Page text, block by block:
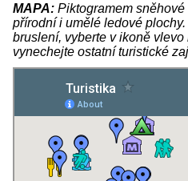
MAPA: Piktogramem
přírodní i umělé ledové
bruslení, vyberte v ikoně
vynechejte ostatní turistické